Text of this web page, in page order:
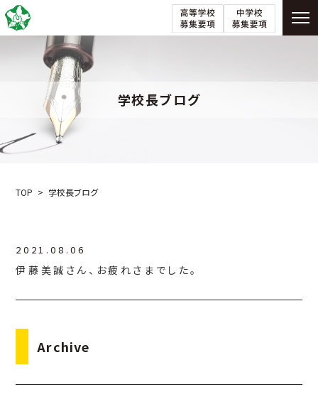
学校長ブログ
TOP 学校長ブログ
2021.08.06
伊藤美誠さん、お疲れさまでした。
Archive